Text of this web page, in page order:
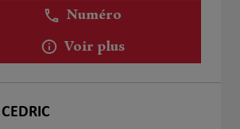
Numéro
Voir plus